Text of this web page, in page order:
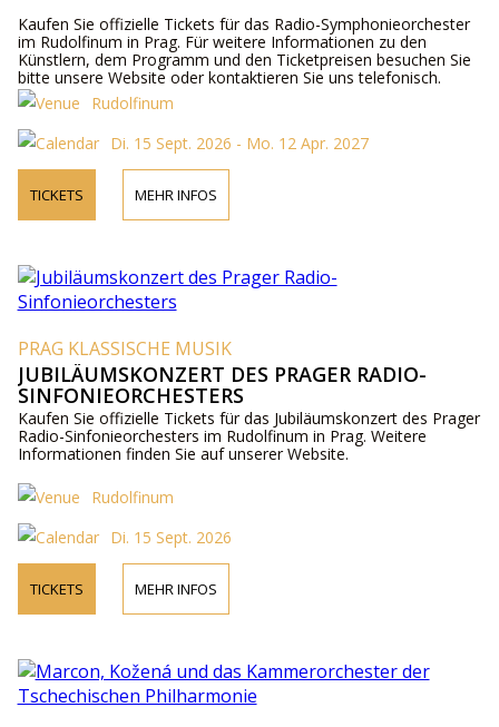
Kaufen Sie offizielle Tickets für das Radio-Symphonieorchester
im Rudolfinum in Prag. Für weitere Informationen zu den
Künstlern, dem Programm und den Ticketpreisen besuchen Sie
bitte unsere Website oder kontaktieren Sie uns telefonisch.
Rudolfinum
Di. 15 Sept. 2026 - Mo. 12 Apr. 2027
TICKETS MEHR INFOS
PRAG KLASSISCHE MUSIK
JUBILÄUMSKONZERT DES PRAGER RADIO-
SINFONIEORCHESTERS
Kaufen Sie offizielle Tickets für das Jubiläumskonzert des Prager
Radio-Sinfonieorchesters im Rudolfinum in Prag. Weitere
Informationen finden Sie auf unserer Website.
Rudolfinum
Di. 15 Sept. 2026
TICKETS MEHR INFOS